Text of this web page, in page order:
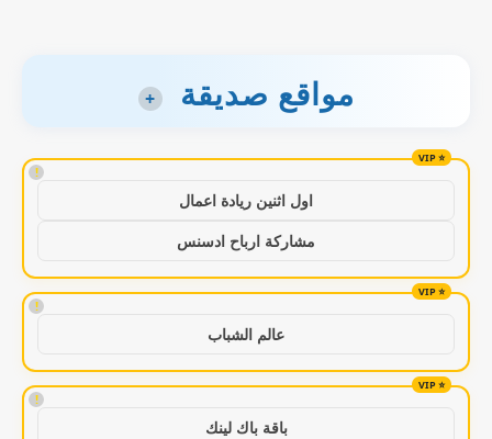
مواقع صديقة +
!
اول اثنين ريادة اعمال
مشاركة ارباح ادسنس
!
عالم الشباب
!
باقة باك لينك